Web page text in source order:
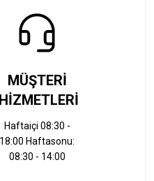
MÜŞTERİ
HİZMETLERİ
Haftaiçi 08:30 -
18:00 Haftasonu:
08:30 - 14:00